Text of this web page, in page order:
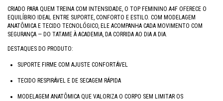
CRIADO PARA QUEM TREINA COM INTENSIDADE, O TOP FEMININO A4F OFERECE O
EQUILÍBRIO IDEAL ENTRE SUPORTE, CONFORTO E ESTILO. COM MODELAGEM
ANATÔMICA E TECIDO TECNOLÓGICO, ELE ACOMPANHA CADA MOVIMENTO COM
SEGURANÇA — DO TATAME À ACADEMIA, DA CORRIDA AO DIA A DIA.
DESTAQUES DO PRODUTO:
SUPORTE FIRME COM AJUSTE CONFORTÁVEL
TECIDO RESPIRÁVEL E DE SECAGEM RÁPIDA
MODELAGEM ANATÔMICA QUE VALORIZA O CORPO SEM LIMITAR OS